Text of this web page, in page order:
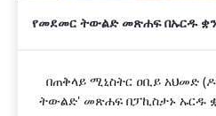
የመደመር ትውልድ መጽሐፍ በኡርዱ
በጠቅላይ ሚኒስትር ዐቢይ አህመድ
ትውልድ' መጽሐፍ በፓኪስታኑ ኡርዱ